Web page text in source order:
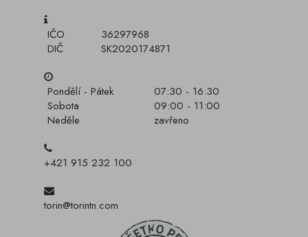
IČO
36297968
DIČ
SK2020174871
Pondělí - Pátek
07:30 - 16:30
Sobota
09:00 - 11:00
Neděle
zavřeno
+421 915 232 100
torin@torintn.com